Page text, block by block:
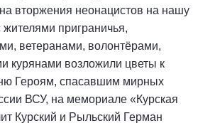
вторжения неонацистов на нашу
приграничья,
ветеранами, волонтёрами,
курянами возложили цветы к
Героям, спасавшим мирных
ВСУ, на мемориале «Курская
Курский и Рыльский Герман